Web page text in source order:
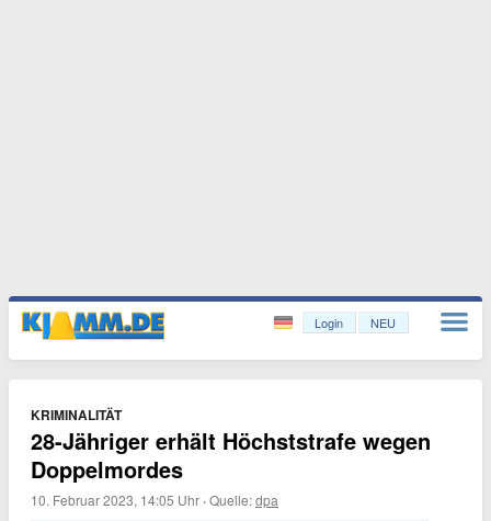
Login NEU
KRIMINALITÄT
28-Jähriger erhält Höchststrafe wegen
Doppelmordes
10. Februar 2023, 14:05 Uhr ·Quelle:dpa